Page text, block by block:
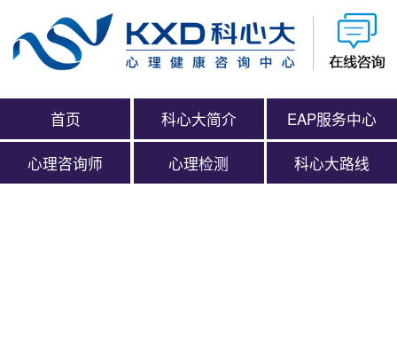
首页 科心大简介 EAP服务中心
心理咨询师 心理检测 科心大路线